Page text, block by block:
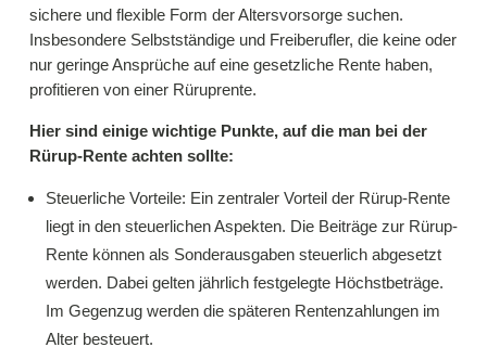
sichere und flexible Form der Altersvorsorge suchen.
Insbesondere Selbstständige und Freiberufler, die keine oder
nur geringe Ansprüche auf eine gesetzliche Rente haben,
profitieren von einer Rüruprente.
Hier sind einige wichtige Punkte, auf die man bei der
Rürup-Rente achten sollte:
Steuerliche Vorteile: Ein zentraler Vorteil der Rürup-Rente
liegt in den steuerlichen Aspekten. Die Beiträge zur Rürup-
Rente können als Sonderausgaben steuerlich abgesetzt
werden. Dabei gelten jährlich festgelegte Höchstbeträge.
Im Gegenzug werden die späteren Rentenzahlungen im
Alter besteuert.